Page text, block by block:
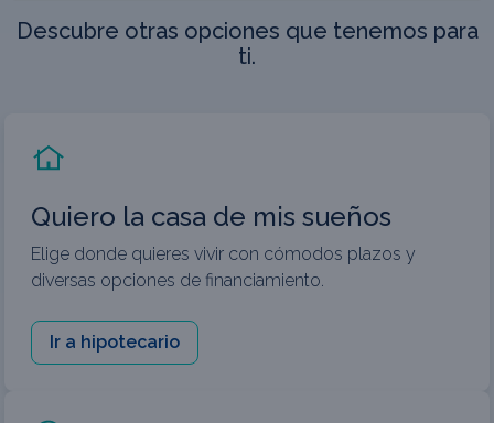
Descubre otras opciones que tenemos para
ti.
Quiero la casa de mis sueños
Elige donde quieres vivir con cómodos plazos y
diversas opciones de financiamiento.
Ir a hipotecario